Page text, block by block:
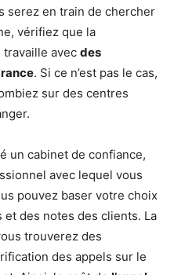
serez en train de chercher
vérifiez que la
travaille avec des
. Si ce n’est pas le cas,
sur des centres
un cabinet de confiance,
avec lequel vous
pouvez baser votre choix
des notes des clients. La
trouverez des
des appels sur le